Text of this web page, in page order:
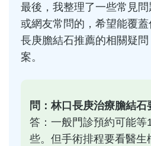
最後，我整理了一些常見
或網友常問的，希望能覆
長庚膽結石推薦的相關疑
案。
問：林口長庚治療膽結石
答：一般門診預約可能等
些。但手術排程要看醫生